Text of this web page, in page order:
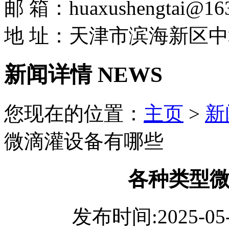
邮 箱：
地 址：天津市滨海新区
新闻详情 NEWS
您现在的位置： 主页 >
微滴灌设备有哪些
各种类型
发布时间:2025-